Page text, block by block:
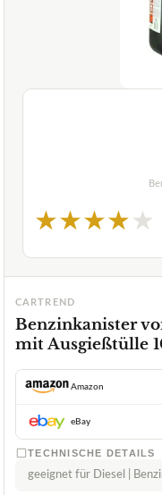
★★★★★
CARTREND
Benzinkanister
mit Ausgießtülle
Amazon
eBay
TECHNISCHE DETAILS
geeignet für Diesel |